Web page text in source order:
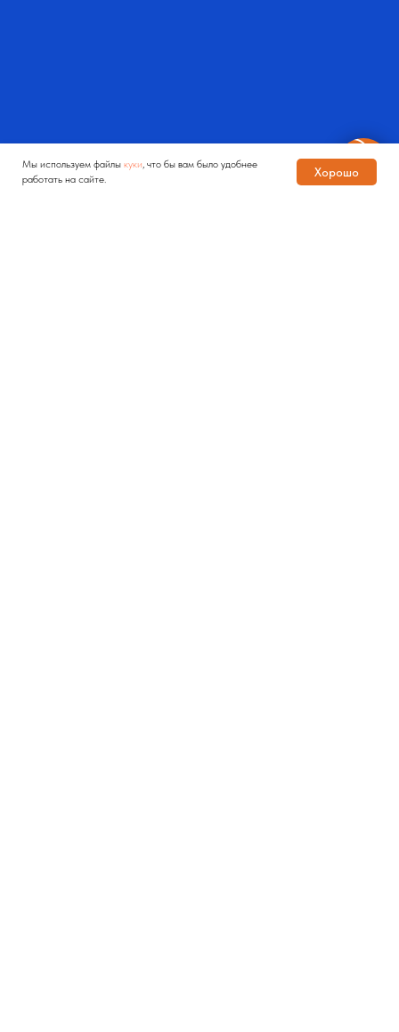
Мы используем файлы куки, что бы вам было удобнее
работать на сайте.
Хорошо